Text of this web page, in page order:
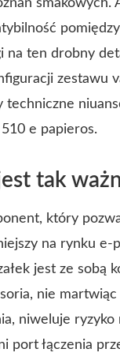
na ten drobny
zestawu
e papieros.
tak
który
na rynku e-
jest ze sobą
nie
niweluje ryzyko
port łączenia